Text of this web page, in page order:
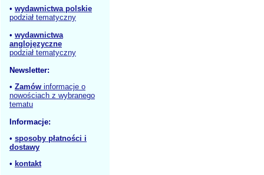
• wydawnictwa polskie
podział tematyczny
• wydawnictwa
anglojęzyczne
podział tematyczny
Newsletter:
• Zamów informacje o
nowościach z wybranego
tematu
Informacje:
• sposoby płatności i
dostawy
• kontakt